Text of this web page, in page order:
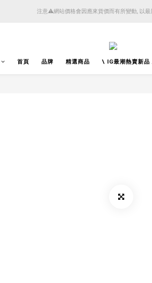
4月14日起減少SMS短訊發送, 所有快件自取訊息通知將全部
注意⚠️網站價格會因應來貨價而有所變動, 以最
首頁 品牌 精選商品 \ IG最潮熱賣新品